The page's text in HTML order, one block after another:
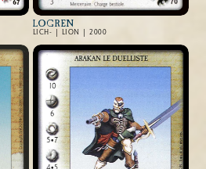
LOGREN
LICH- | LION | 2000